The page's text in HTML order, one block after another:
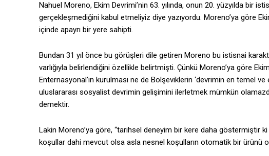
Nahuel Moreno, Ekim Devrimi’nin 63. yılında, onun 20. yüzyılda bir
gerçekleşmediğini kabul etmeliyiz diye yazıyordu. Moreno’ya göre
içinde apayrı bir yere sahipti.
Bundan 31 yıl önce bu görüşleri dile getiren Moreno bu istisnai
varlığıyla belirlendiğini özellikle belirtmişti. Çünkü Moreno’ya göre
Enternasyonal’in kurulması ne de Bolşeviklerin ‘devrimin en temel
uluslararası sosyalist devrimin gelişimini ilerletmek mümkün
demektir.
Lakin Moreno’ya göre, “tarihsel deneyim bir kere daha göstermiştir
koşullar dahi mevcut olsa asla nesnel koşulların otomatik bir ürünü